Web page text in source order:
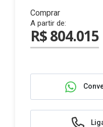
Comprar
A partir de:
R$ 804.015